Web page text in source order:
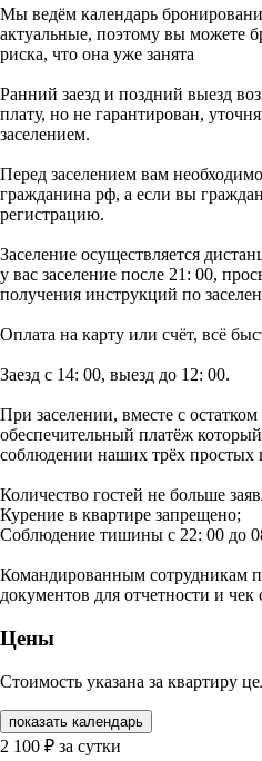
Мы ведём календарь
актуальные, поэтому вы можете
риска, что она уже занята
Ранний заезд и поздний выезд
плату, но не гарантирован,
заселением.
Перед заселением вам
гражданина рф, а если вы
регистрацию.
Заселение осуществляется
у вас заселение после 21: 00,
получения инструкций по
Оплата на карту или счёт, всё
Заезд с 14: 00, выезд до 12: 00.
При заселении, вместе с
обеспечительный платёж
соблюдении наших трёх простых
Количество гостей не больше
Курение в квартире запрещено;
Соблюдение тишины с 22: 00 до
Командированным сотрудникам
документов для отчетности и чек
Цены
Стоимость указана за квартиру
показать календарь
2 100 ₽ за сутки